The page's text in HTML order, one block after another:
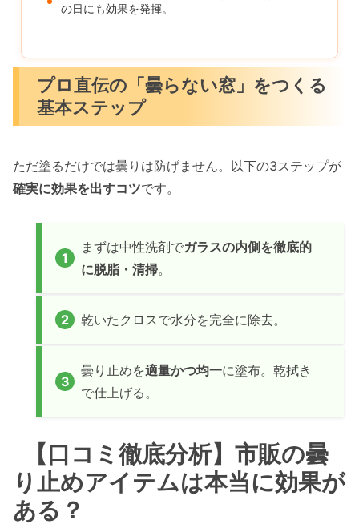
の日にも効果を発揮。
プロ直伝の「曇らない窓」をつくる
基本ステップ
ただ塗るだけでは曇りは防げません。以下の3ステップが
確実に効果を出すコツです。
まずは中性洗剤でガラスの内側を徹底的
に脱脂・清掃。
乾いたクロスで水分を完全に除去。
曇り止めを適量かつ均一に塗布。乾拭き
で仕上げる。
【口コミ徹底分析】市販の曇
り止めアイテムは本当に効果が
ある？